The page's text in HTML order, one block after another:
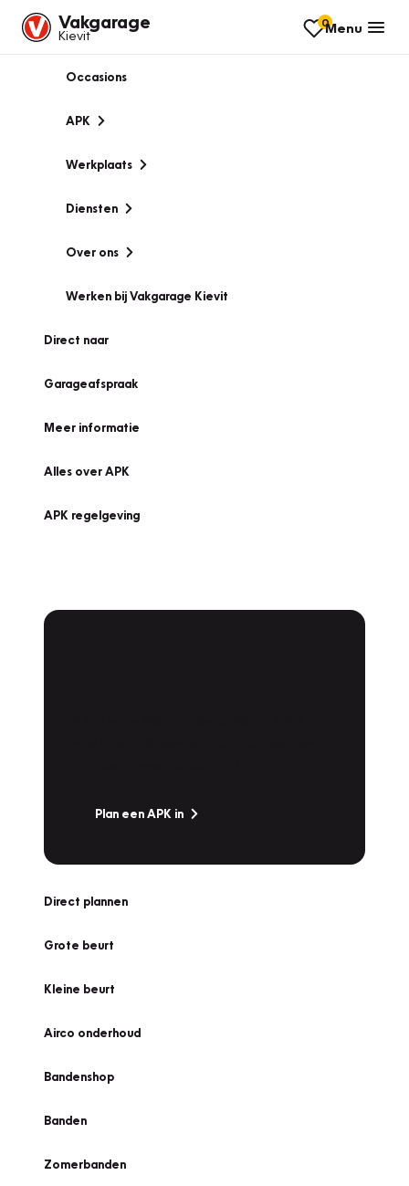
Vakgarage
Kievit
0Menu
Occasions
APK
Werkplaats
Diensten
Over ons
Werken bij Vakgarage Kievit
Direct naar
Garageafspraak
Meer informatie
Alles over APK
APK regelgeving
Plan een APK in
Direct plannen
Grote beurt
Kleine beurt
Airco onderhoud
Bandenshop
Banden
Zomerbanden